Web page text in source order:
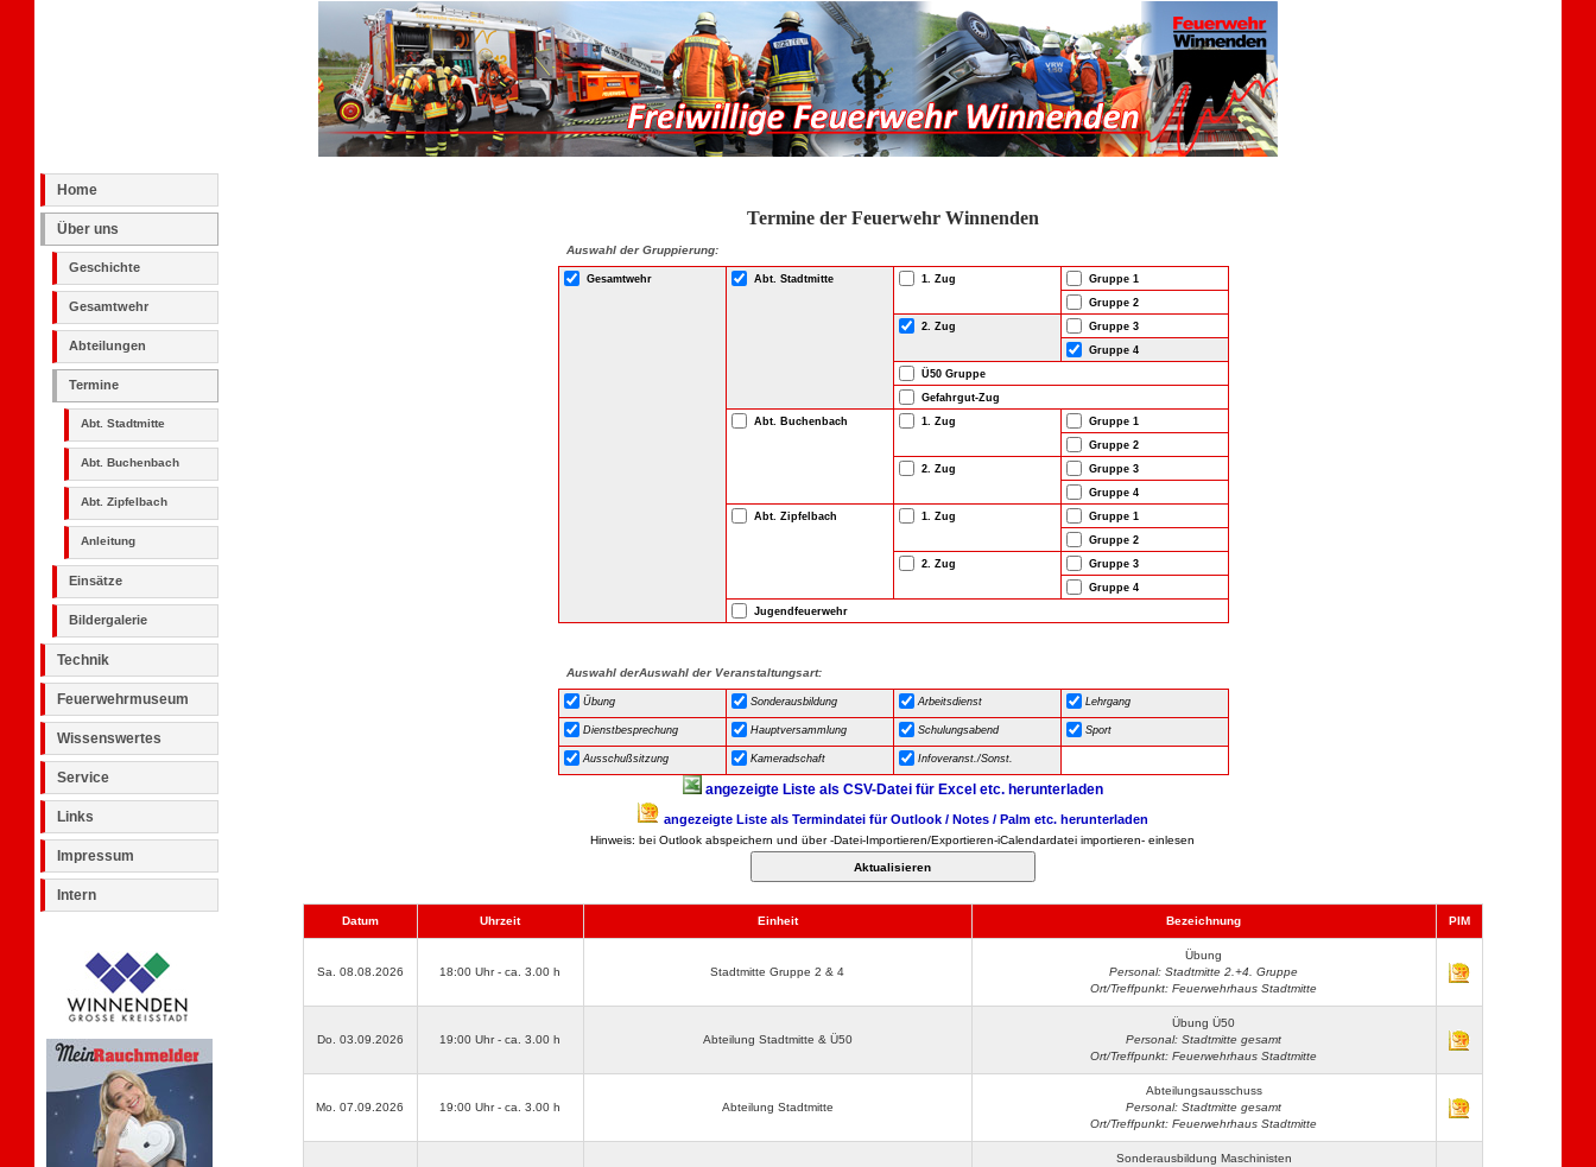
Home
Über uns
Geschichte
Gesamtwehr
Abteilungen
Termine
Abt. Stadtmitte
Abt. Buchenbach
Abt. Zipfelbach
Anleitung
Einsätze
Bildergalerie
Technik
Feuerwehrmuseum
Wissenswertes
Service
Links
Impressum
Intern
Termine der Feuerwehr Winnenden
Auswahl der Gruppierung:
Gesamtwehr Abt. Stadtmitte 1. Zug
Gruppe 1
Gruppe 2
2. Zug
Gruppe 3
Gruppe 4
Ü50 Gruppe
Gefahrgut-Zug
Abt. Buchenbach
1. Zug
Gruppe 1
Gruppe 2
2. Zug
Gruppe 3
Gruppe 4
Abt. Zipfelbach
1. Zug
Gruppe 1
Gruppe 2
2. Zug
Gruppe 3
Gruppe 4
Jugendfeuerwehr
Auswahl derAuswahl der Veranstaltungsart:
Übung Sonderausbildung Arbeitsdienst Lehrgang
Dienstbesprechung Hauptversammlung Schulungsabend Sport
Ausschußsitzung Kameradschaft Infoveranst./Sonst.
angezeigte Liste als CSV-Datei für Excel etc. herunterladen
angezeigte Liste als Termindatei für Outlook / Notes / Palm etc. herunterladen
Hinweis: bei Outlook abspeichern und über -Datei-Importieren/Exportieren-iCalendardatei importieren- einlesen
Datum Uhrzeit Einheit Bezeichnung PIM
Sa. 08.08.2026 18:00 Uhr - ca. 3.00 h Stadtmitte Gruppe 2 & 4
Übung
Personal: Stadtmitte 2.+4. Gruppe
Ort/Treffpunkt: Feuerwehrhaus Stadtmitte
Do. 03.09.2026 19:00 Uhr - ca. 3.00 h Abteilung Stadtmitte & Ü50
Übung Ü50
Personal: Stadtmitte gesamt
Ort/Treffpunkt: Feuerwehrhaus Stadtmitte
Mo. 07.09.2026 19:00 Uhr - ca. 3.00 h Abteilung Stadtmitte
Abteilungsausschuss
Personal: Stadtmitte gesamt
Ort/Treffpunkt: Feuerwehrhaus Stadtmitte
Sonderausbildung Maschinisten